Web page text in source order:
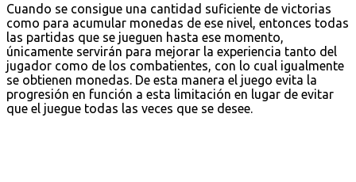
Cuando se consigue una cantidad suficiente de victorias
como para acumular monedas de ese nivel, entonces todas
las partidas que se jueguen hasta ese momento,
únicamente servirán para mejorar la experiencia tanto del
jugador como de los combatientes, con lo cual igualmente
se obtienen monedas. De esta manera el juego evita la
progresión en función a esta limitación en lugar de evitar
que el juegue todas las veces que se desee.